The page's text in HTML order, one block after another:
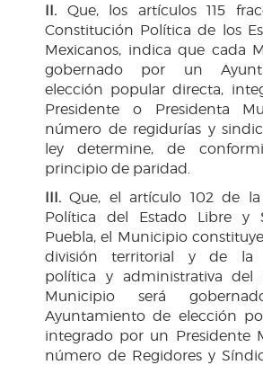
II. Que, los artículos 115
Constitución Política de los
Mexicanos, indica que cada
gobernado por un
elección popular directa,
Presidente o Presidenta
número de regidurías y
ley determine, de
principio de paridad.
III. Que, el artículo 102 de
Política del Estado Libre y
Puebla, el Municipio
división territorial y de la
política y administrativa del
Municipio será
Ayuntamiento de elección
integrado por un Presidente
número de Regidores y